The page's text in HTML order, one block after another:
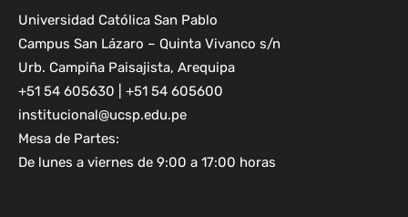
Universidad Católica San Pablo
Campus San Lázaro – Quinta Vivanco s/n
Urb. Campiña Paisajista, Arequipa
+51 54 605630 | +51 54 605600
institucional@ucsp.edu.pe
Mesa de Partes:
De lunes a viernes de 9:00 a 17:00 horas